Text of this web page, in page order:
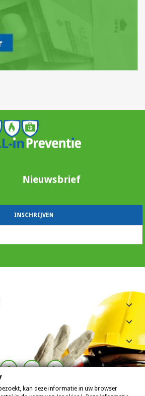
Nieuwsbrief



kan deze informatie in uw browser